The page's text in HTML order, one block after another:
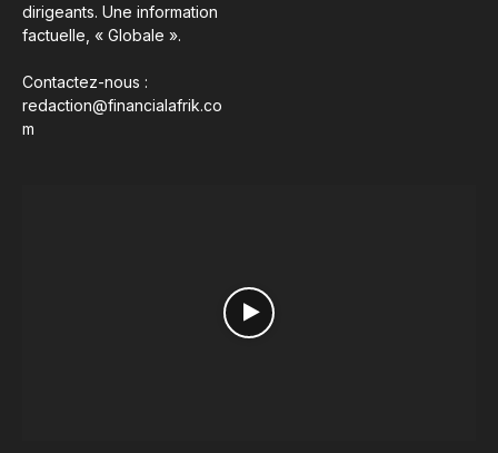
dirigeants. Une information
factuelle, « Globale ».
Contactez-nous :
redaction@financialafrik.co
m